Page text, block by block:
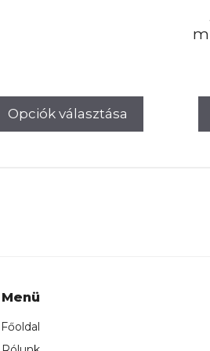
Opciók választása
Menü
Főoldal